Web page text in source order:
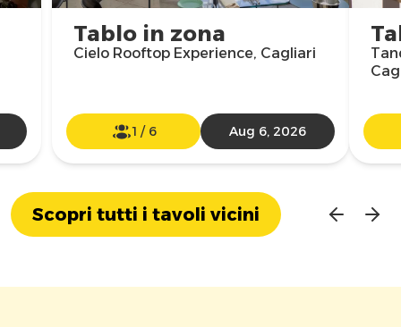
Tablo in zona
Cielo Rooftop Experience, Cagliari
1 / 6 Aug 6, 2026
Scopri tutti i tavoli vicini